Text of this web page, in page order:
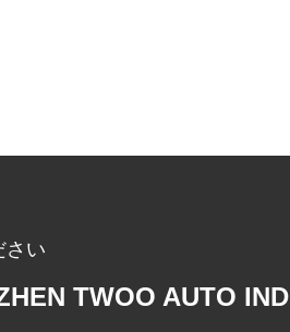
さい
TWOO AUTO